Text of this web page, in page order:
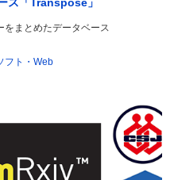
をまとめたデータベース
フト・Web